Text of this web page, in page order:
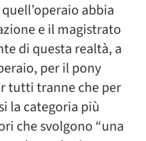
abbia
e il magistrato
di questa realtà, a
per il pony
tutti tranne che per
la categoria più
che svolgono “una